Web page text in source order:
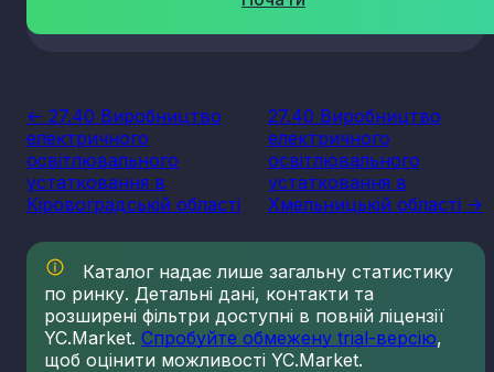
<- 27.40 Виробництво
електричного
освітлювального
устатковання в
Кіровоградській області
27.40 Виробництво
електричного
освітлювального
устатковання в
Хмельницькій області ->
Каталог надає лише загальну статистику
по ринку. Детальні дані, контакти та
розширені фільтри доступні в повній ліцензії
YC.Market. Спробуйте обмежену trial-версію,
щоб оцінити можливості YC.Market.